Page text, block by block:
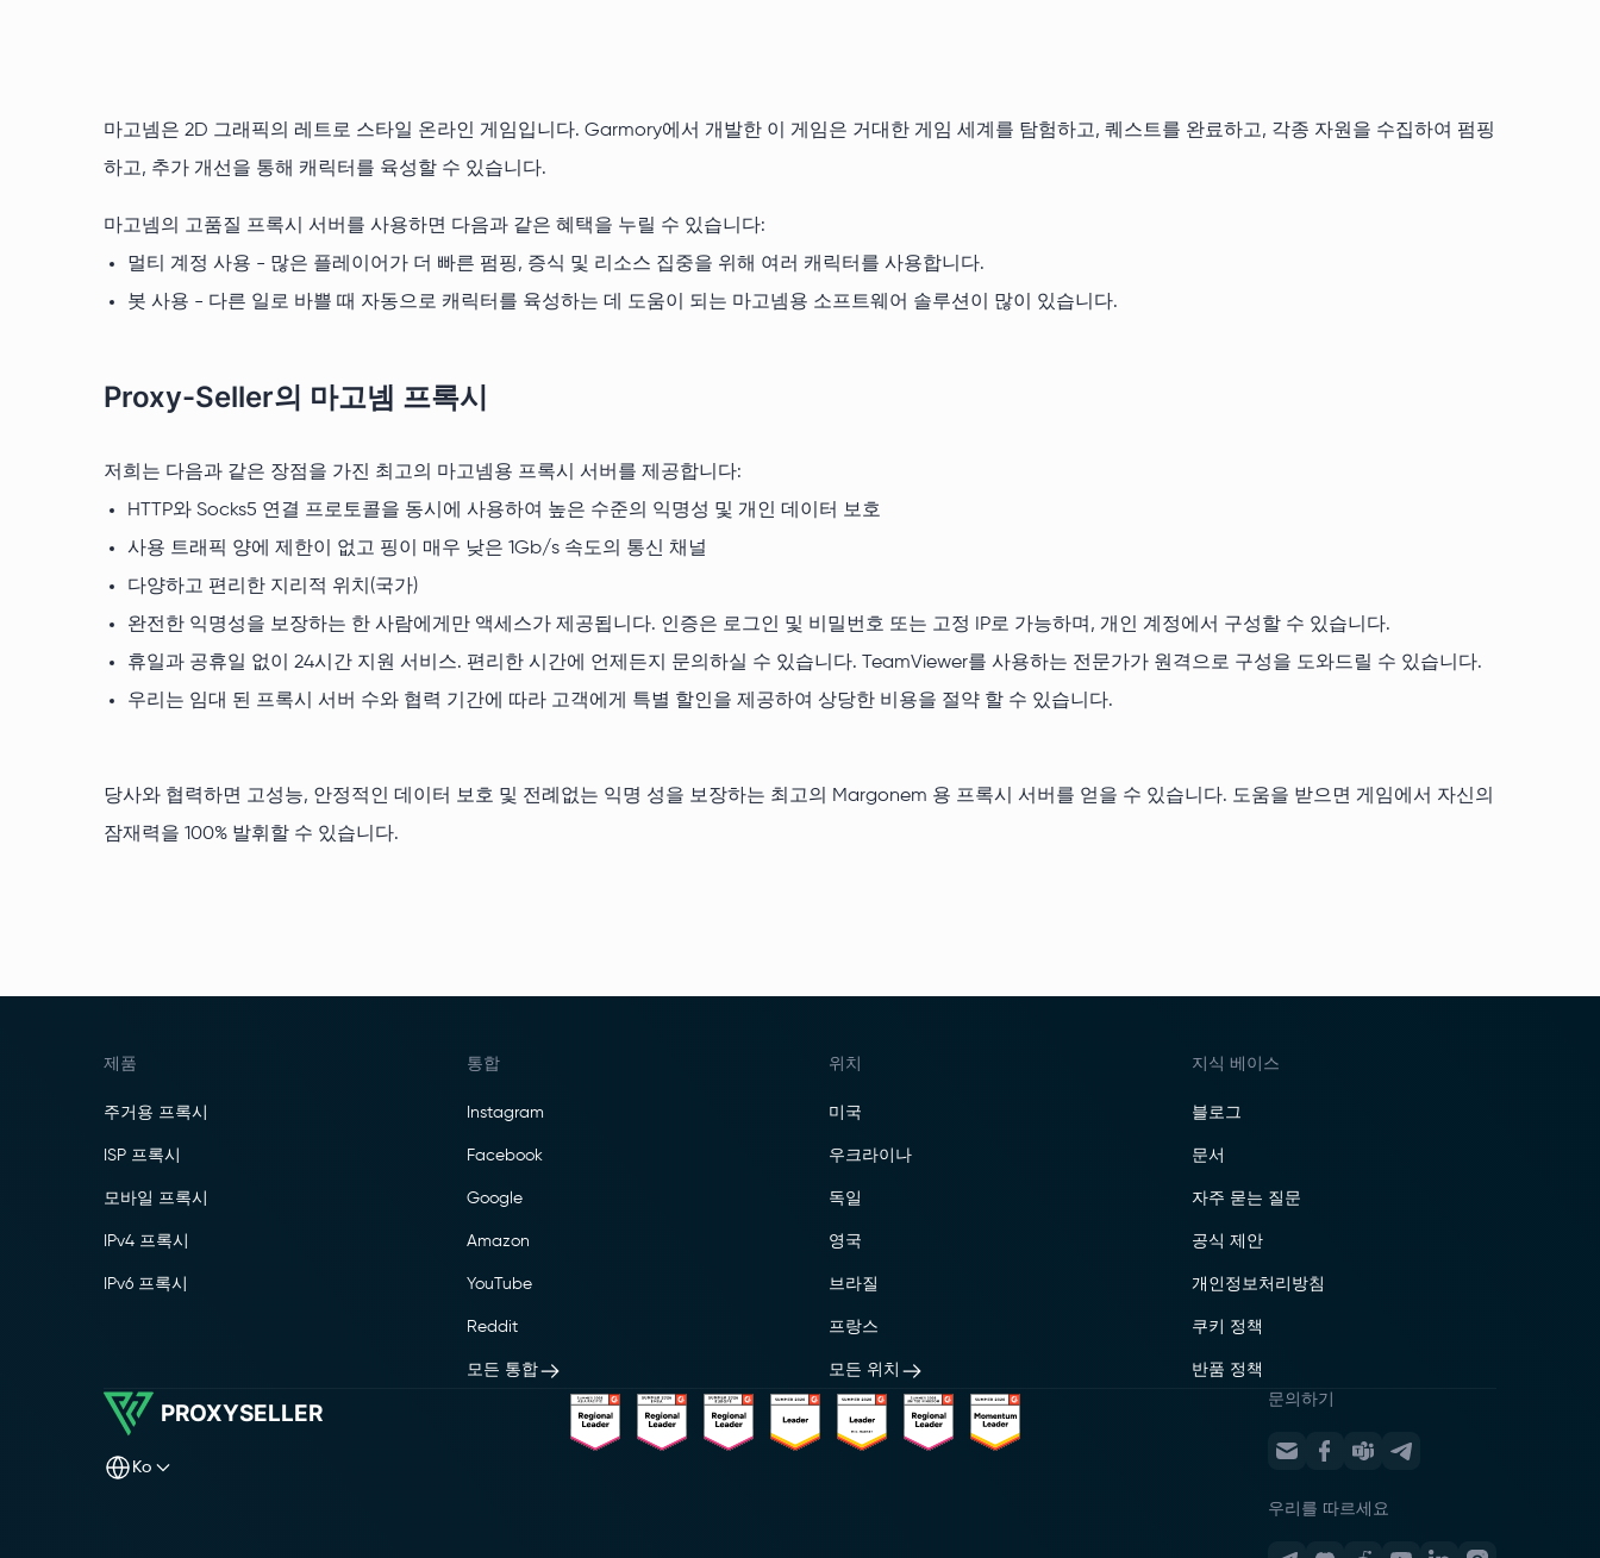
마고넴은 2D 그래픽의 레트로 스타일 온라인 게임입니다. Garmory에서 개발한 이 게임은 거대한 게임 세계를 탐험하고, 퀘스트를 완료하고, 각종 자원을 수집하여 펌핑
하고, 추가 개선을 통해 캐릭터를 육성할 수 있습니다.
마고넴의 고품질 프록시 서버를 사용하면 다음과 같은 혜택을 누릴 수 있습니다:
멀티 계정 사용 - 많은 플레이어가 더 빠른 펌핑, 증식 및 리소스 집중을 위해 여러 캐릭터를 사용합니다.
봇 사용 - 다른 일로 바쁠 때 자동으로 캐릭터를 육성하는 데 도움이 되는 마고넴용 소프트웨어 솔루션이 많이 있습니다.
Proxy-Seller의 마고넴 프록시
저희는 다음과 같은 장점을 가진 최고의 마고넴용 프록시 서버를 제공합니다:
HTTP와 Socks5 연결 프로토콜을 동시에 사용하여 높은 수준의 익명성 및 개인 데이터 보호
사용 트래픽 양에 제한이 없고 핑이 매우 낮은 1Gb/s 속도의 통신 채널
다양하고 편리한 지리적 위치(국가)
완전한 익명성을 보장하는 한 사람에게만 액세스가 제공됩니다. 인증은 로그인 및 비밀번호 또는 고정 IP로 가능하며, 개인 계정에서 구성할 수 있습니다.
휴일과 공휴일 없이 24시간 지원 서비스. 편리한 시간에 언제든지 문의하실 수 있습니다. TeamViewer를 사용하는 전문가가 원격으로 구성을 도와드릴 수 있습니다.
우리는 임대 된 프록시 서버 수와 ​​협력 기간에 따라 고객에게 특별 할인을 제공하여 상당한 비용을 절약 할 수 있습니다.
당사와 협력하면 고성능, 안정적인 데이터 보호 및 전례없는 익명 성을 보장하는 최고의 Margonem 용 프록시 서버를 얻을 수 있습니다. 도움을 받으면 게임에서 자신의
잠재력을 100% 발휘할 수 있습니다.
제품
주거용 프록시
ISP 프록시
모바일 프록시
IPv4 프록시
IPv6 프록시
통합
Instagram
Facebook
Google
Amazon
YouTube
Reddit
모든 통합
위치
미국
우크라이나
독일
영국
브라질
프랑스
모든 위치
지식 베이스
블로그
문서
자주 묻는 질문
공식 제안
개인정보처리방침
쿠키 정책
반품 정책
PROXYSELLER
ko
문의하기
우리를 따르세요